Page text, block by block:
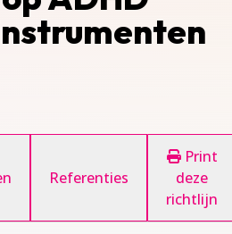
Referenties
Print
deze
richtlijn